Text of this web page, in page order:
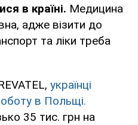
в країні. Медицина
адже візити до
та ліки треба
українці
в Польщі.
35 тис. грн на